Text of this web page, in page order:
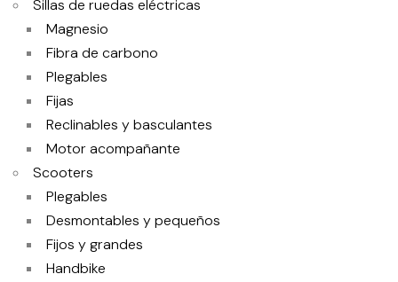
Sillas de ruedas eléctricas
Magnesio
Fibra de carbono
Plegables
Fijas
Reclinables y basculantes
Motor acompañante
Scooters
Plegables
Desmontables y pequeños
Fijos y grandes
Handbike